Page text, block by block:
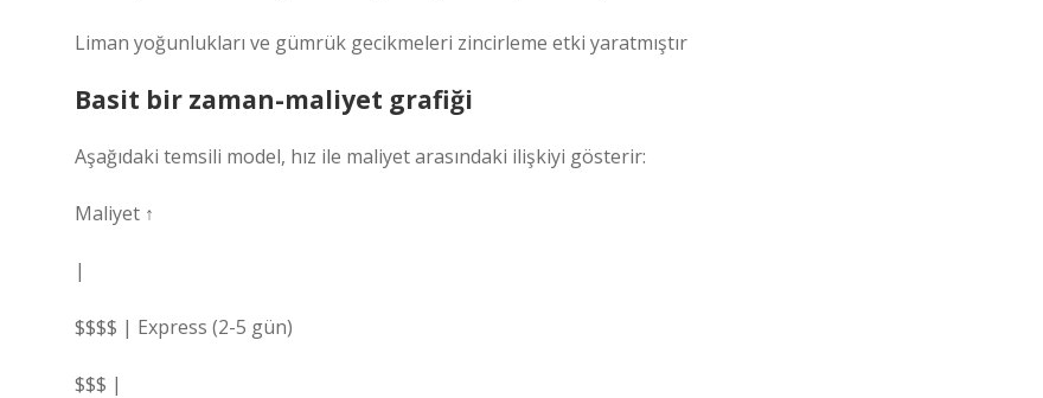
Liman yoğunlukları ve gümrük gecikmeleri zincirleme etki yaratmıştır
Basit bir zaman-maliyet grafiği
Aşağıdaki temsili model, hız ile maliyet arasındaki ilişkiyi gösterir:
Maliyet ↑
|
$$$$ | Express (2-5 gün)
$$$ |